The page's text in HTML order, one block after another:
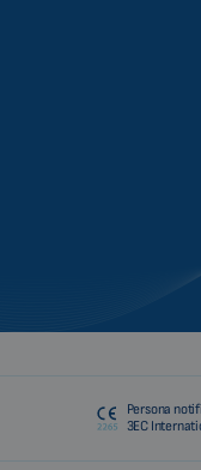
Persona
3EC